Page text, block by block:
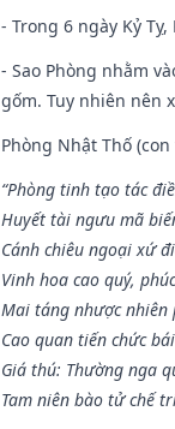
- Trong 6 ngày Kỷ
- Sao Phòng nhằm
gốm. Tuy nhiên nên
Phòng Nhật Thố
“Phòng tinh tạo tác
Huyết tài ngưu mã
Cánh chiêu ngoại xứ
Vinh hoa cao quý,
Mai táng nhược nhiên
Cao quan tiến chức
Giá thú: Thường nga
Tam niên bào tử chế